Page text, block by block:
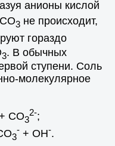
анионы кислой
CO3 не происходит,
гораздо
3. В обычных
ступени. Соль
молекулярное
CO3
2-;
3
-+ ОH-.